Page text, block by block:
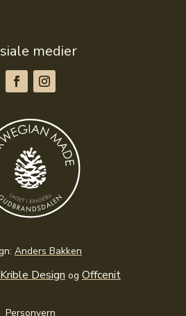
medier
Anders Bakken
Krible Design og Offcenit
Personvern